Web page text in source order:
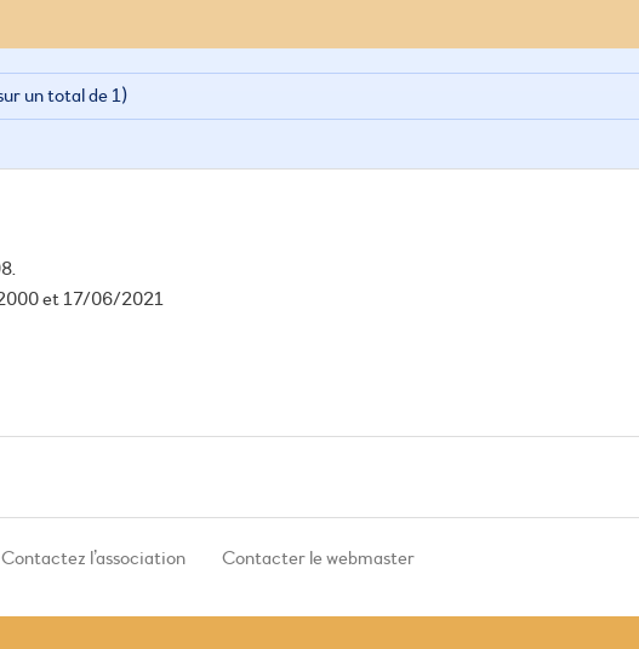
un total de 1)
et 17/06/2021
Contactez l’association Contacter le webmaster